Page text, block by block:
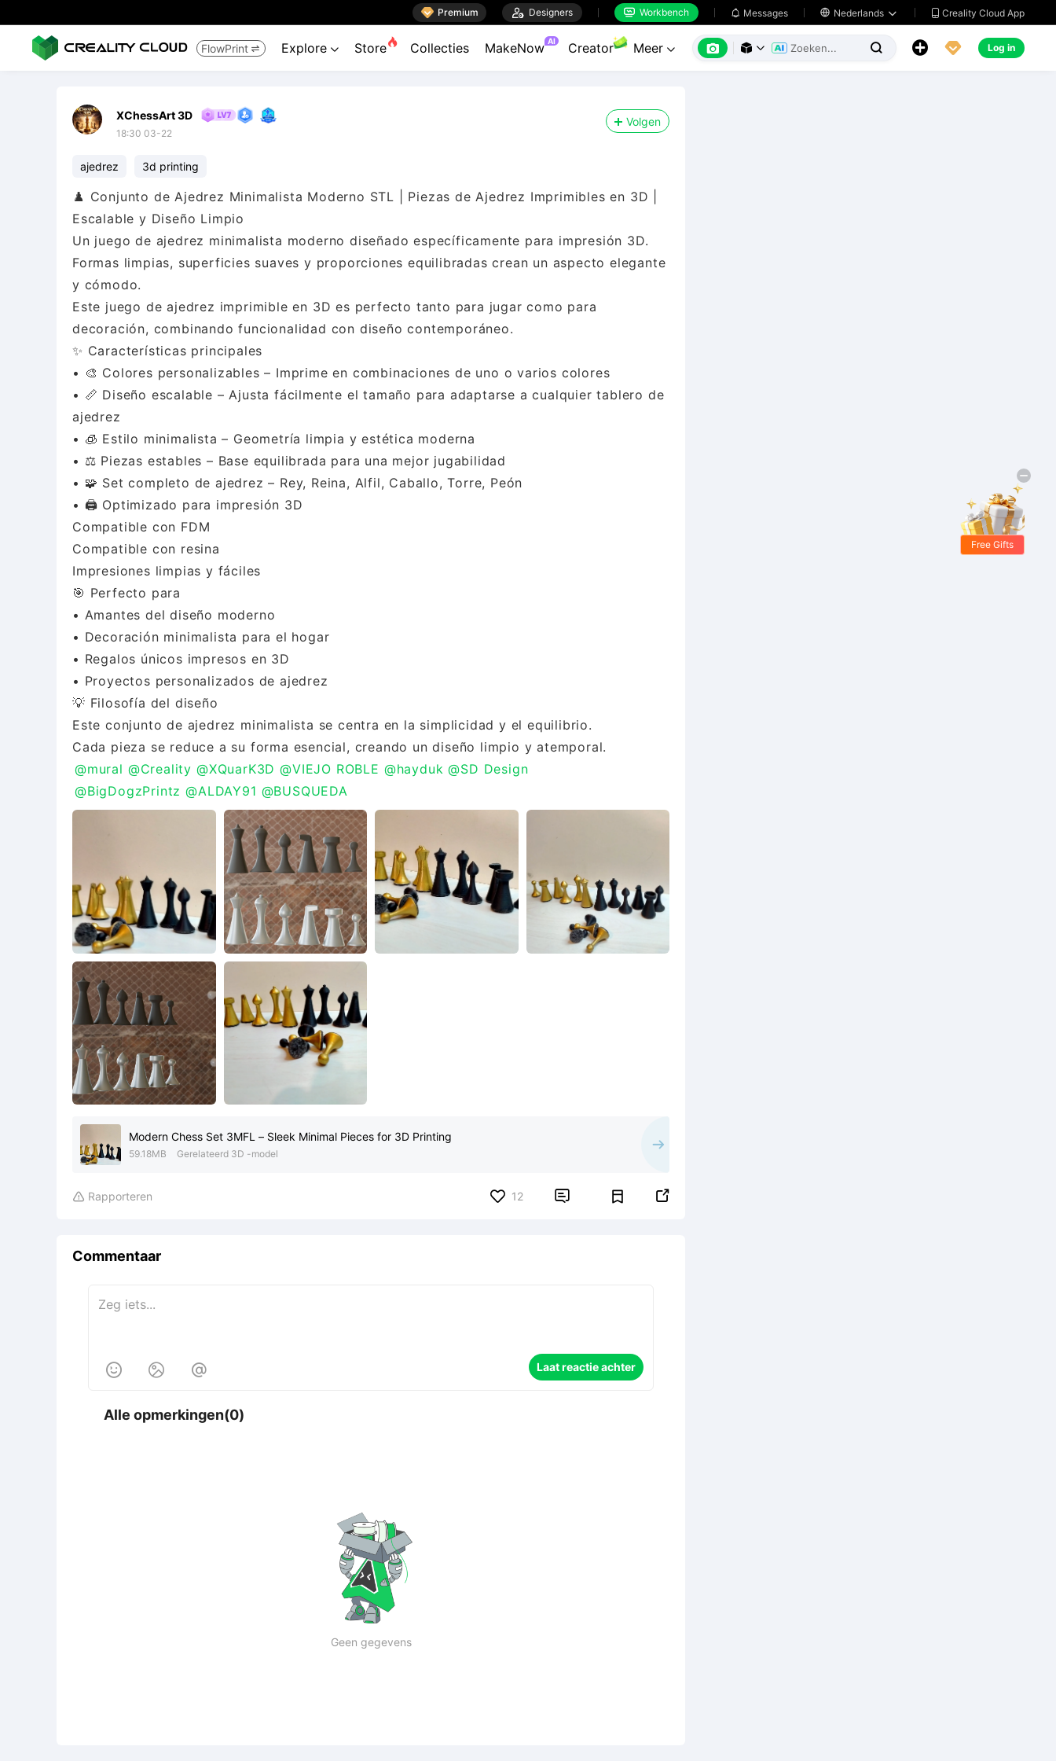
 Premium  Designers  Workbench  Messages  Nederlands   Creality Cloud App
FlowPrint  Explore  Store Collecties MakeNow AI Creator Meer        Log in
XChessArt 3D
18:30 03-22
Volgen
ajedrez 3d printing
♟️ Conjunto de Ajedrez Minimalista Moderno STL | Piezas de Ajedrez Imprimibles en 3D |
Escalable y Diseño Limpio
Un juego de ajedrez minimalista moderno diseñado específicamente para impresión 3D.
Formas limpias, superficies suaves y proporciones equilibradas crean un aspecto elegante
y cómodo.
Este juego de ajedrez imprimible en 3D es perfecto tanto para jugar como para
decoración, combinando funcionalidad con diseño contemporáneo.
✨ Características principales
• 🎨 Colores personalizables – Imprime en combinaciones de uno o varios colores
• 📏 Diseño escalable – Ajusta fácilmente el tamaño para adaptarse a cualquier tablero de
ajedrez
• 🧊 Estilo minimalista – Geometría limpia y estética moderna
• ⚖️ Piezas estables – Base equilibrada para una mejor jugabilidad
• 🧩 Set completo de ajedrez – Rey, Reina, Alfil, Caballo, Torre, Peón
• 🖨️ Optimizado para impresión 3D
Compatible con FDM
Compatible con resina
Impresiones limpias y fáciles
🎯 Perfecto para
• Amantes del diseño moderno
• Decoración minimalista para el hogar
• Regalos únicos impresos en 3D
• Proyectos personalizados de ajedrez
💡 Filosofía del diseño
Este conjunto de ajedrez minimalista se centra en la simplicidad y el equilibrio.
@mural @Creality @XQuarK3D @VIEJO ROBLE @hayduk @SD Design
@BigDogzPrintz @ALDAY91 @BUSQUEDA
Modern Chess Set 3MFL – Sleek Minimal Pieces for 3D Printing
59.18MB Gerelateerd 3D -model
 Rapporteren 12  
Commentaar
   Laat reactie achter
Alle opmerkingen(0)
Geen gegevens
Free Gifts